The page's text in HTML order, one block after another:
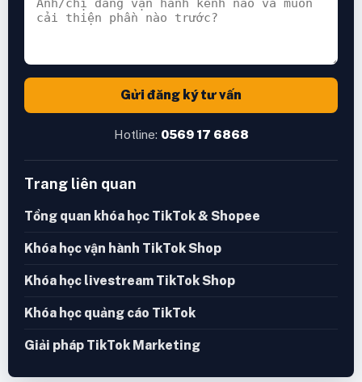
Gửi đăng ký tư vấn
Hotline: 0569 17 6868
Trang liên quan
Tổng quan khóa học TikTok & Shopee
Khóa học vận hành TikTok Shop
Khóa học livestream TikTok Shop
Khóa học quảng cáo TikTok
Giải pháp TikTok Marketing